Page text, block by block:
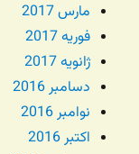
مارس 2017
فوریه 2017
ژانویه 2017
دسامبر 2016
نوامبر 2016
اکتبر 2016